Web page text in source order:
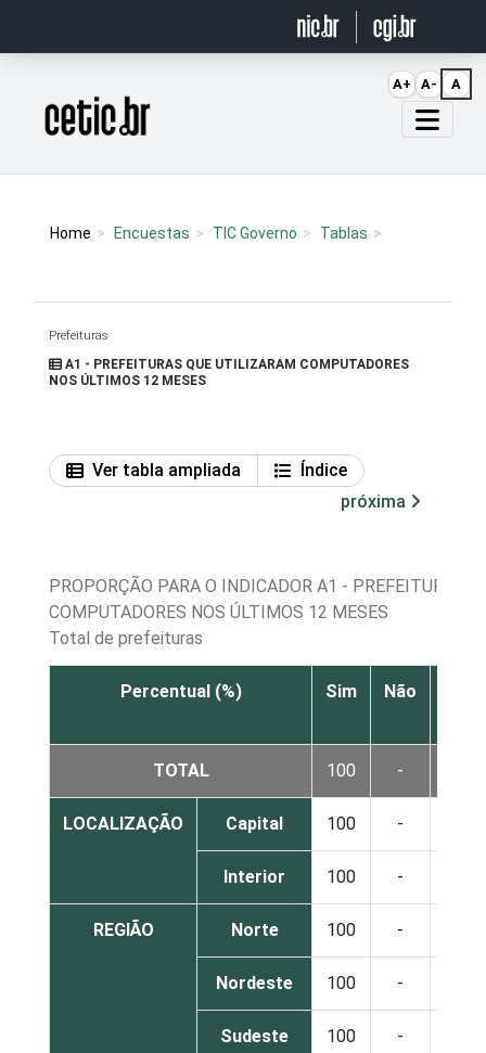
Página inicial
Home Encuestas TIC Governo Tablas
Prefeituras
A1 - PREFEITURAS QUE UTILIZARAM COMPUTADORES
NOS ÚLTIMOS 12 MESES
Ver tabla ampliada
Índice
próxima
PROPORÇÃO PARA O INDICADOR A1 - PREFEITURAS
COMPUTADORES NOS ÚLTIMOS 12 MESES
Total de prefeituras
Percentual (%) Sim Não
TOTAL 100 -
LOCALIZAÇÃO Capital 100 -
Interior 100 -
REGIÃO Norte 100 -
Nordeste 100 -
Sudeste 100 -
A+ A- A